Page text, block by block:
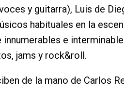
y guitarra), Luis de
habituales en la
e
jams y rock&roll.
de la mano de Carlos